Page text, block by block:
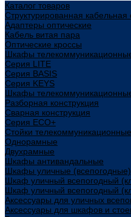
Каталог товаров
Структурированная кабельная
Адаптеры оптические
Кабель витая пара
Оптические кроссы
Шкафы
Cерия LITE
Cерия BASIS
Cерия KEYS
Шкафы
Разборная конструкция
Сварная конструкция
Серия ECO+
Стойки телекоммуникационные
Однорамные
Двухрамные
Шкафы антивандальные
Шкафы уличные (всепогодные)
Шкаф уличный всепогодный
Шкаф уличный всепогодный
Аксессуары для уличных
Аксессуары для шкафов и